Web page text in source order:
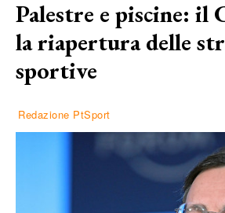
Palestre e piscine: il
la riapertura delle
sportive
Redazione PtSport